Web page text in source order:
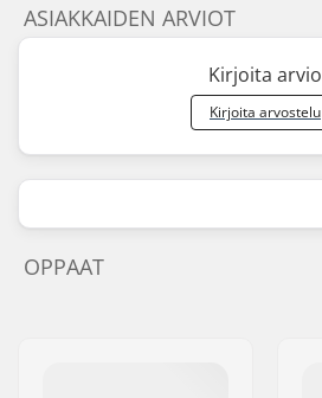
ASIAKKAIDEN ARVIOT
Kirjoita arvio
Kirjoita arvostelu
OPPAAT